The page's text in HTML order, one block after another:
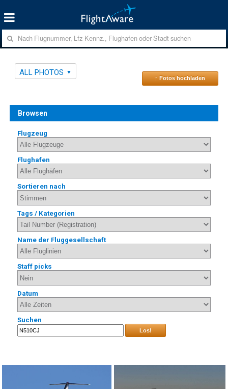
ALL PHOTOS
↑ Fotos hochladen
Browsen
Flugzeug
Flughafen
Sortieren nach
Tags / Kategorien
Name der Fluggesellschaft
Staff picks
Datum
Suchen
Los!